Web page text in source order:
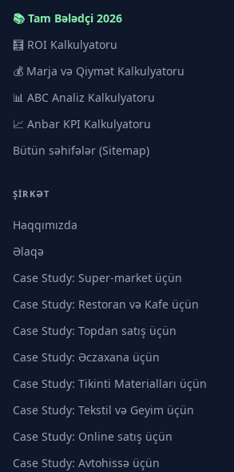
📚 Tam Bələdçi 2026
🧮 ROI Kalkulyatoru
💰 Marja və Qiymət Kalkulyatoru
📊 ABC Analiz Kalkulyatoru
📈 Anbar KPI Kalkulyatoru
Bütün səhifələr (Sitemap)
ŞIRKƏT
Haqqımızda
Əlaqə
Case Study: Super-market üçün
Case Study: Restoran və Kafe üçün
Case Study: Topdan satış üçün
Case Study: Əczaxana üçün
Case Study: Tikinti Materialları üçün
Case Study: Tekstil və Geyim üçün
Case Study: Online satış üçün
Case Study: Avtohissə üçün